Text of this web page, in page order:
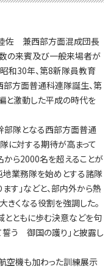
佐 兼西部方面混成団長
の来賓及び一般来場者が
和30年、第8新隊員教育
方面普通科連隊誕生、第
と激動した平成の時代を
隊となる西部方面普通
に対する期待が高まって
ら2000名を超えることが
業務隊を始めとする諸隊
す」などと、部内外から熱
くなる役割を強調した。
とともに歩む決意などを句
う 御国の護り」と披露し
空機も加わった訓練展示